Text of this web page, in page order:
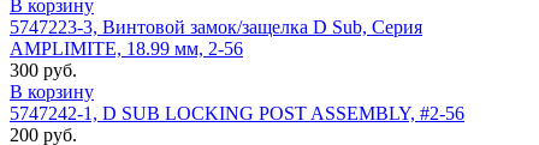
В корзину
5747223-3, Винтовой замок/защелка D Sub, Серия
AMPLIMITE, 18.99 мм, 2-56
300 руб.
В корзину
5747242-1, D SUB LOCKING POST ASSEMBLY, #2-56
200 руб.